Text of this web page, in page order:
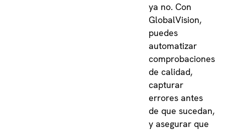
ya no. Con
GlobalVision,
puedes
automatizar
comprobaciones
de calidad,
capturar
errores antes
de que sucedan,
y asegurar que